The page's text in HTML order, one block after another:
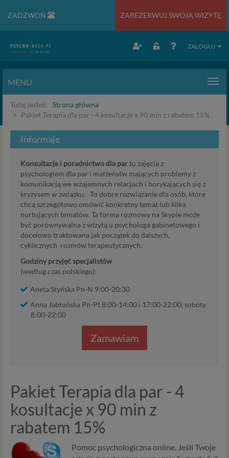
ZADZWOŃ ZAREZERWUJ SWOJĄ WIZYTĘ
ZALOGUJ
MENU
Tutaj jesteś:
Strona główna
Pakiet Terapia dla par - 4 kosultacje x 90 min z rabatem 15%
Informaje
Konsultacje i poradnictwo dla parto zajęcia z
psychologiem dla par i małżeństw mających problemy z
komunikacją we wzajemnych relacjach i borykających się z
kryzysem w związku. To dobre rozwiązanie dla osób, które
chcą szczegółowo omówić konkretny temat lub kilka
nurtujących tematów. Ta forma rozmowy na Skypie może
być porównywalna z wizytą u psychologa gabinetowego i
docelowo traktowana jak początek do dalszych,
cyklicznych rozmów terapeutycznych.
Godziny przyjęć specjalistów
(według czas polskiego):
Aneta Styńska Pn-N 9:00-20:30
Anna Jabłońska Pn-Pt 8:00-14:00 i 17:00-22:00, soboty
8:00-22:00
Zamawiam
Pakiet Terapia dla par - 4
kosultacje x 90 min z
rabatem 15%
Pomoc psychologiczna online. Jeśli Twoje